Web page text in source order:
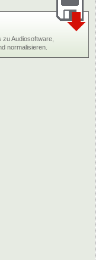
Audiosoftware,
normalisieren.